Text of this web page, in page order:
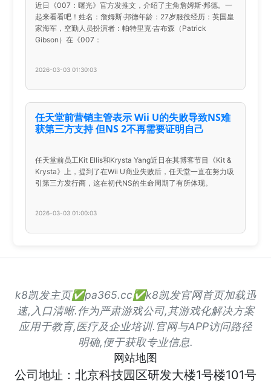
近日《007：曙光》官方发推文，介绍了主角詹姆斯·邦德。一
起来看看吧！姓名：詹姆斯·邦德年龄：27岁服役经历：英国皇
家海军，空勤人员扮演者：帕特里克·吉布森（Patrick
Gibson）在《007：
2026-03-03 01:30:03
任天堂前营销主管表示 Wii U的失败导致NS难
获第三方支持 但NS 2不再需要证明自己
任天堂前员工Kit Ellis和Krysta Yang近日在其博客节目《Kit &
Krysta》上，提到了在Wii U商业失败后，任天堂一直在努力吸
引第三方发行商，这在初代NS的生命周期了有所体现。
2026-03-03 01:00:03
k8凯发主页✅pa365.cc✅k8凯发官网首页加载迅
速,入口清晰.作为严肃游戏公司,其游戏化解决方案
应用于教育,医疗及企业培训.官网与APP访问路径
明确,便于获取专业信息.
网站地图
公司地址：北京科技园区研发大楼1号楼101号